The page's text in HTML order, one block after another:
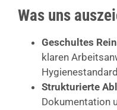
Was uns
Geschultes
klaren
Strukturierte
Dokumentation